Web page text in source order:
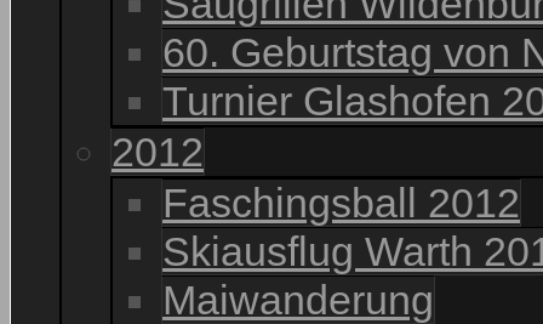
60. Geburtstag von
Turnier Glashofen
2012
Faschingsball 2012
Skiausflug Warth
Maiwanderung